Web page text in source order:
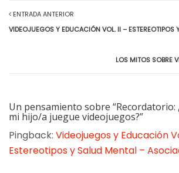
ENTRADA ANTERIOR
VIDEOJUEGOS Y EDUCACIÓN VOL. II – ESTEREOTIPOS
LOS MITOS SOBRE
Un pensamiento sobre “Recordatorio:
mi hijo/a juegue videojuegos?”
Pingback: Videojuegos y Educación
Estereotipos y Salud Mental –